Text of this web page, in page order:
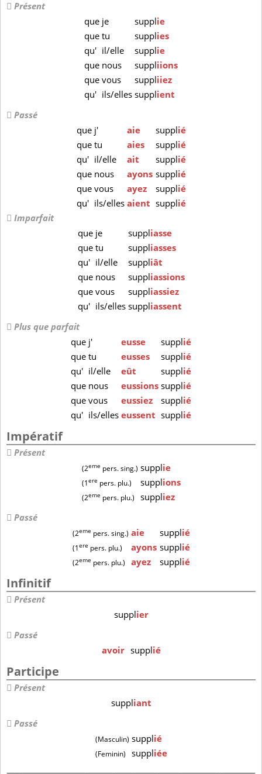
Présent
que je supplie
quetu supplies
qu' il/elle supplie
que nous suppliions
quevous suppliiez
qu' ils/ellessupplient
Passé
que j' aie supplié
que tu aies supplié
qu' il/elle ait supplié
que nous ayons supplié
que vous ayez supplié
qu' ils/elles aient supplié
Imparfait
que je suppliasse
que tu suppliasses
qu' il/elle suppliât
que nous suppliassions
que vous suppliassiez
qu' ils/elles suppliassent
Plus que parfait
que j' eusse supplié
quetu eusses supplié
qu' il/elle eût supplié
que nous eussionssupplié
quevous eussiez supplié
qu' ils/elleseussent supplié
Impératif
Présent
(2eme pers. sing.) supplie
(1ere pers. plu.) supplions
(2eme pers. plu.) suppliez
Passé
(2eme pers. sing.) aie supplié
(1ere pers. plu.) ayons supplié
(2eme pers. plu.) ayez supplié
Infinitif
Présent
supplier
Passé
avoir supplié
Participe
Présent
suppliant
Passé
(Masculin) supplié
(Feminin) suppliée